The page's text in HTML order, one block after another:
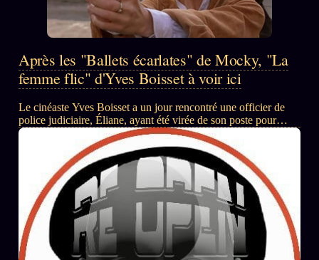
Après les "Ballets écarlates" de Mocky, "La
femme flic" d'Yves Boisset à voir ici
Le cinéaste Yves Boisset a un jour rencontré une officier de
police judiciaire, Éliane, ayant été virée de son poste pour
avoir poussé trop loin son enquête sur un réseau pédocriminel
composé de notables de la région lilloise.